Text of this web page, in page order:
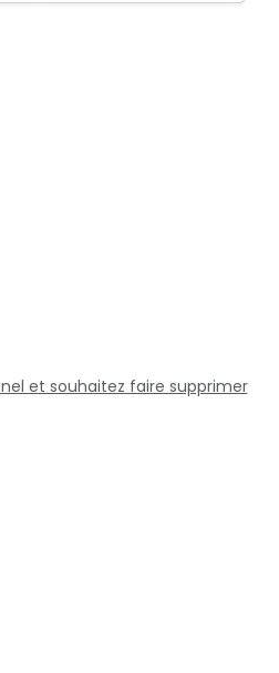
et souhaitez faire supprimer